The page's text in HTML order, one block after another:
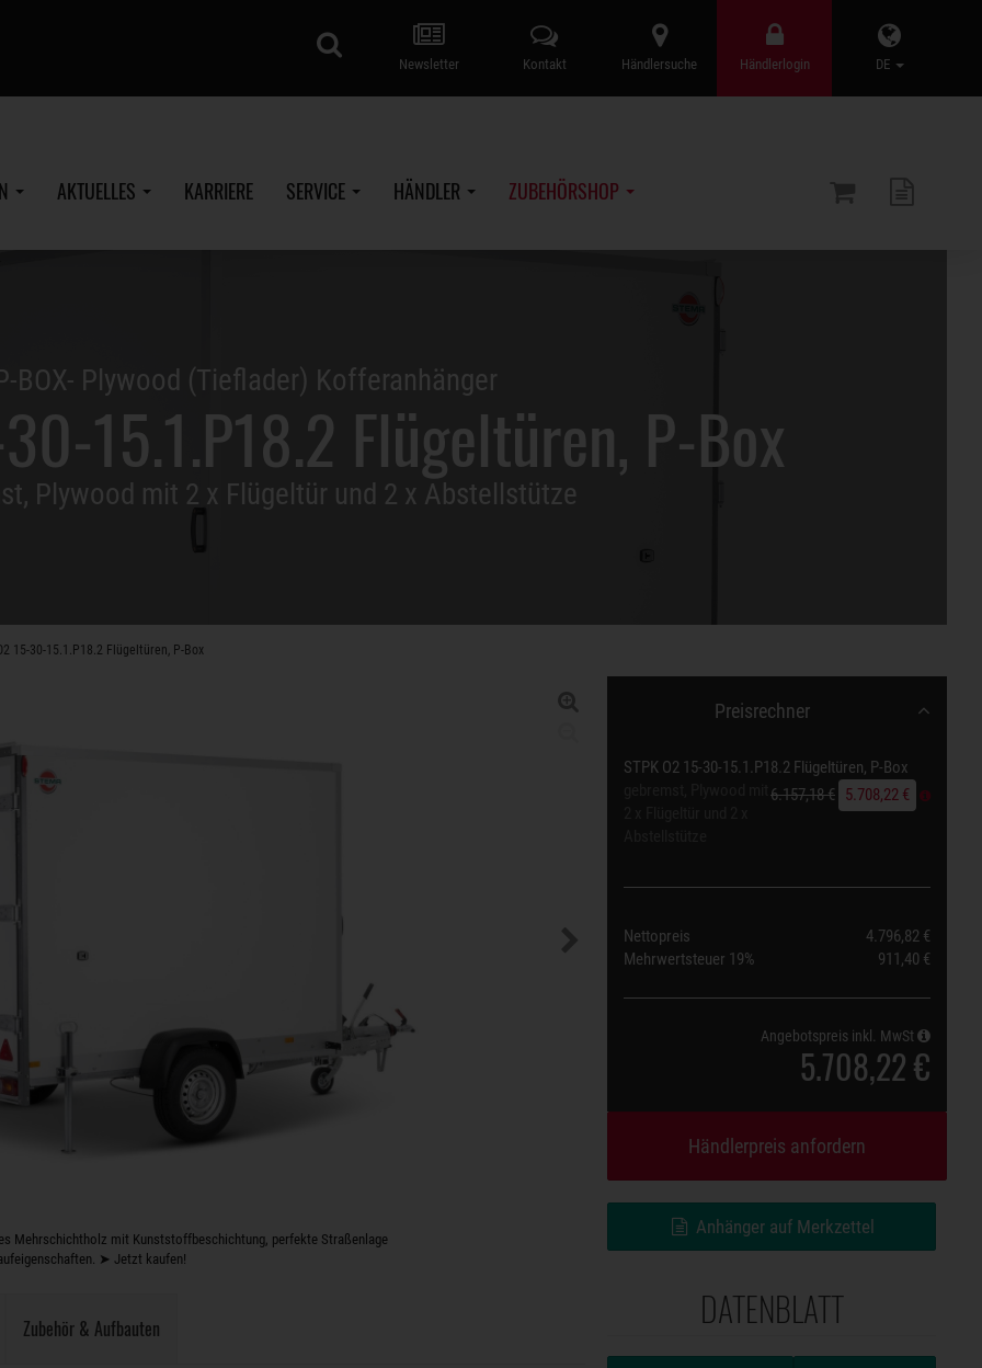
DE
Händlerlogin
Händlersuche
Kontakt
Newsletter
AKTUELLES KARRIERE SERVICE HÄNDLER ZUBEHÖRSHOP
BOX- Plywood (Tieflader) Kofferanhänger
15.1.P18.2 Flügeltüren, P-Box
Plywood mit 2 x Flügeltür und 2 x Abstellstütze
15-30-15.1.P18.2 Flügeltüren, P-Box
Mehrschichtholz mit Kunststoffbeschichtung, perfekte Straßenlage
➤ Jetzt kaufen!
Zubehör & Aufbauten
Preisrechner
STPK O2 15-30-15.1.P18.2 Flügeltüren, P-Box
6.157,18 € 5.708,22 €
Nettopreis
4.796,82 €
Mehrwertsteuer 19% 911,40 €
Angebotspreis inkl. MwSt
5.708,22 €
Händlerpreis anfordern
Anhänger auf Merkzettel
DATENBLATT